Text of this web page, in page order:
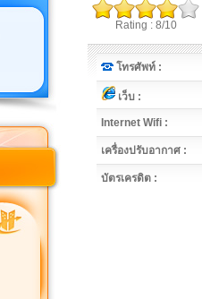
Rating : 8/10
โทรศัพท์ :
เว็บ :
Internet Wifi :
เครื่องปรับอากาศ :
บัตรเครดิต :